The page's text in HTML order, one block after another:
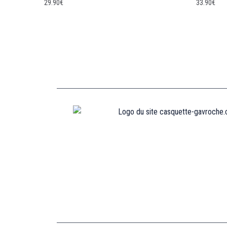
29.90€ 33.90€